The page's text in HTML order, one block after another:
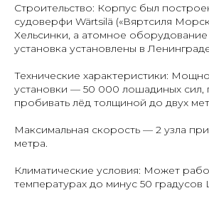
Строительство: Корпус был
судоверфи Wärtsilä («Вяртсиля
Хельсинки, а атомное оборудование
установка установлены в
Технические характеристики:
установки — 50 000 лошадиных сил,
пробивать лёд толщиной до двух
Максимальная скорость — 2 узла
метра.
Климатические условия: Может
температурах до минус 50 градусов